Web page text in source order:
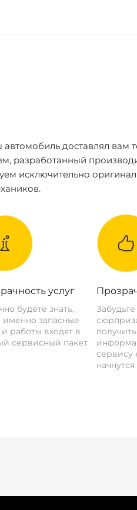
доставлял вам
разработанный
исключительно
услуг
будете знать,
именно запасные
и работы входят в
сервисный пакет.
сервису